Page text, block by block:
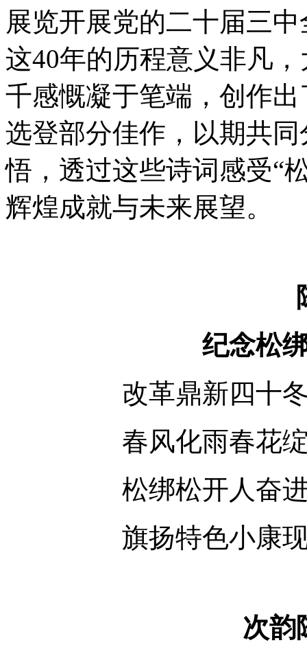
展览开展党的二十届三
这40年的历程意义非凡，
千感慨凝于笔端，创作
选登部分佳作，以期共
悟，透过这些诗词感受“
辉煌成就与未来展望。
纪念松
改革鼎新四十
春风化雨春花
松绑松开人奋
旗扬特色小康
次韵